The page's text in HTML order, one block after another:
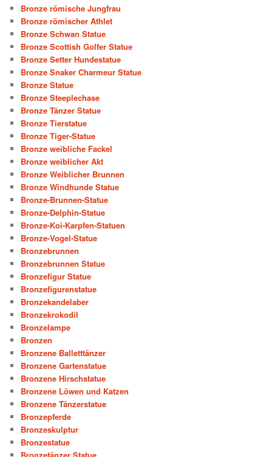
Bronze römische Jungfrau
Bronze römischer Athlet
Bronze Schwan Statue
Bronze Scottish Golfer Statue
Bronze Setter Hundestatue
Bronze Snaker Charmeur Statue
Bronze Statue
Bronze Steeplechase
Bronze Tänzer Statue
Bronze Tierstatue
Bronze Tiger-Statue
Bronze weibliche Fackel
Bronze weiblicher Akt
Bronze Weiblicher Brunnen
Bronze Windhunde Statue
Bronze-Brunnen-Statue
Bronze-Delphin-Statue
Bronze-Koi-Karpfen-Statuen
Bronze-Vogel-Statue
Bronzebrunnen
Bronzebrunnen Statue
Bronzefigur Statue
Bronzefigurenstatue
Bronzekandelaber
Bronzekrokodil
Bronzelampe
Bronzen
Bronzene Balletttänzer
Bronzene Gartenstatue
Bronzene Hirschstatue
Bronzene Löwen und Katzen
Bronzene Tänzerstatue
Bronzepferde
Bronzeskulptur
Bronzestatue